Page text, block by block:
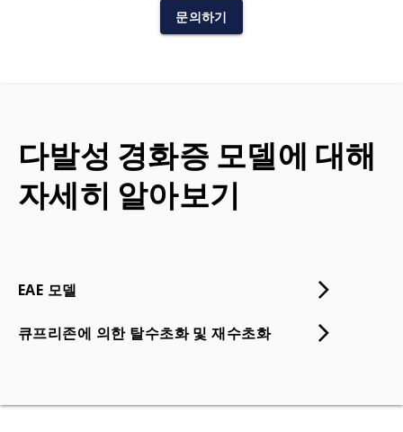
문의하기
다발성 경화증 모델에 대해
자세히 알아보기
EAE 모델
큐프리존에 의한 탈수초화 및 재수초화